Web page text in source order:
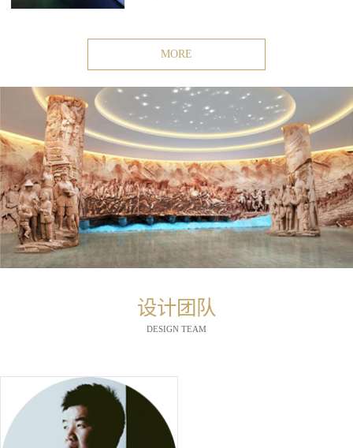
MORE
设计团队
DESIGN TEAM